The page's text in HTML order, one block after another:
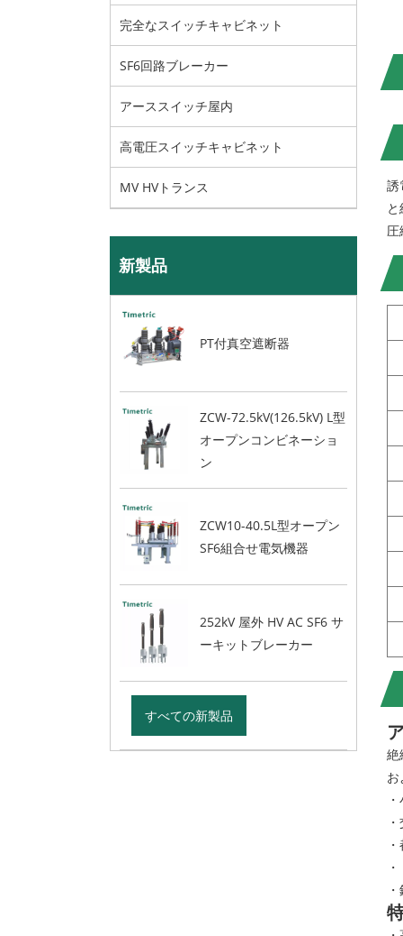
完全なスイッチキャビネット
SF6回路ブレーカー
アーススイッチ屋内
高電圧スイッチキャビネット
MV HVトランス
新製品
PT付真空遮断器
ZCW-72.5kV(126.5kV) L型
オープンコンビネーショ
ン
ZCW10-40.5L型オープン
SF6組合せ電気機器
252kV 屋外 HV AC SF6 サ
ーキットブレーカー
すべての新製品
誘
圧
絶
お